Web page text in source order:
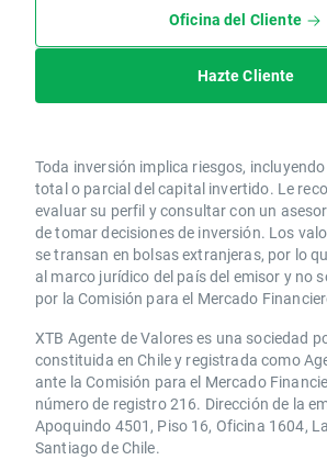
Oficina del Cliente
Hazte Cliente
Toda inversión implica riesgos,
total o parcial del capital invertido. Le
evaluar su perfil y consultar con un
de tomar decisiones de inversión. Los
se transan en bolsas extranjeras, por lo
al marco jurídico del país del emisor y no
por la Comisión para el Mercado
XTB Agente de Valores es una sociedad
constituida en Chile y registrada como
ante la Comisión para el Mercado
número de registro 216. Dirección de la
Apoquindo 4501, Piso 16, Oficina 1604,
Santiago de Chile.